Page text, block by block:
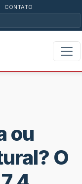
CONTATO
ou
O